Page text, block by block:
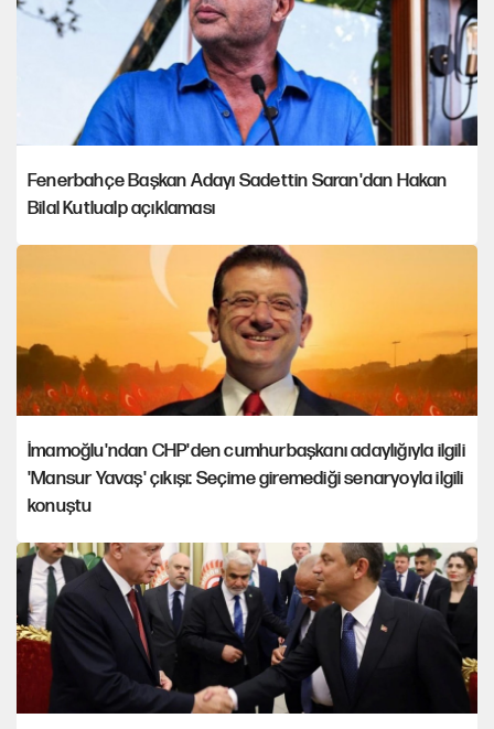
Fenerbahçe Başkan Adayı Sadettin Saran'dan Hakan
Bilal Kutlualp açıklaması
İmamoğlu'ndan CHP'den cumhurbaşkanı adaylığıyla ilgili
'Mansur Yavaş' çıkışı: Seçime giremediği senaryoyla ilgili
konuştu